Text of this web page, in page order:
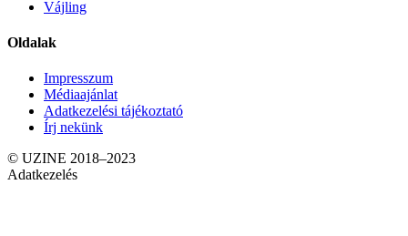
Vájling
Oldalak
Impresszum
Médiaajánlat
Adatkezelési tájékoztató
Írj nekünk
© UZINE 2018–2023
Adatkezelés